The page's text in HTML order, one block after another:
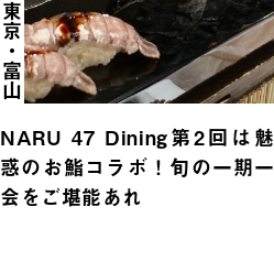
東京・富山
NARU 47 Dining第2回は魅
惑のお鮨コラボ！旬の一期一
会をご堪能あれ